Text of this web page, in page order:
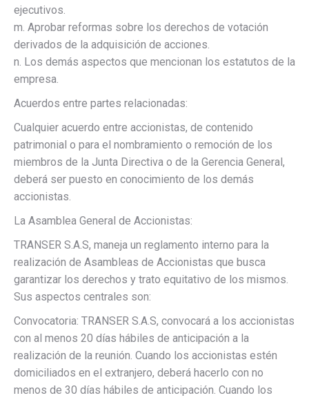
ejecutivos.
m. Aprobar reformas sobre los derechos de votación
derivados de la adquisición de acciones.
n. Los demás aspectos que mencionan los estatutos de la
empresa.
Acuerdos entre partes relacionadas:
Cualquier acuerdo entre accionistas, de contenido
patrimonial o para el nombramiento o remoción de los
miembros de la Junta Directiva o de la Gerencia General,
deberá ser puesto en conocimiento de los demás
accionistas.
La Asamblea General de Accionistas:
TRANSER S.A.S, maneja un reglamento interno para la
realización de Asambleas de Accionistas que busca
garantizar los derechos y trato equitativo de los mismos.
Sus aspectos centrales son:
Convocatoria: TRANSER S.A.S, convocará a los accionistas
con al menos 20 días hábiles de anticipación a la
realización de la reunión. Cuando los accionistas estén
domiciliados en el extranjero, deberá hacerlo con no
menos de 30 días hábiles de anticipación. Cuando los